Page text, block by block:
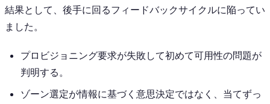
結果として、後手に回るフィードバックサイクルに陥ってい
ました。
プロビジョニング要求が失敗して初めて可用性の問題が
判明する。
ゾーン選定が情報に基づく意思決定ではなく、当てずっ